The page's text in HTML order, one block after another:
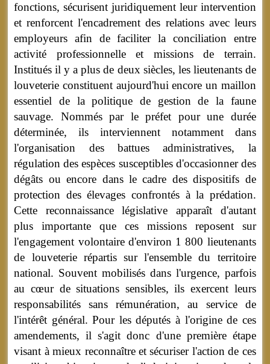
fonctions, sécurisent juridiquement leur intervention
et renforcent l'encadrement des relations avec leurs
employeurs afin de faciliter la conciliation entre
activité professionnelle et missions de terrain.
Institués il y a plus de deux siècles, les lieutenants de
louveterie constituent aujourd'hui encore un maillon
essentiel de la politique de gestion de la faune
sauvage. Nommés par le préfet pour une durée
déterminée, ils interviennent notamment dans
l'organisation des battues administratives, la
régulation des espèces susceptibles d'occasionner des
dégâts ou encore dans le cadre des dispositifs de
protection des élevages confrontés à la prédation.
Cette reconnaissance législative apparaît d'autant
plus importante que ces missions reposent sur
l'engagement volontaire d'environ 1 800 lieutenants
de louveterie répartis sur l'ensemble du territoire
national. Souvent mobilisés dans l'urgence, parfois
au cœur de situations sensibles, ils exercent leurs
responsabilités sans rémunération, au service de
l'intérêt général. Pour les députés à l'origine de ces
amendements, il s'agit donc d'une première étape
visant à mieux reconnaître et sécuriser l'action de ces